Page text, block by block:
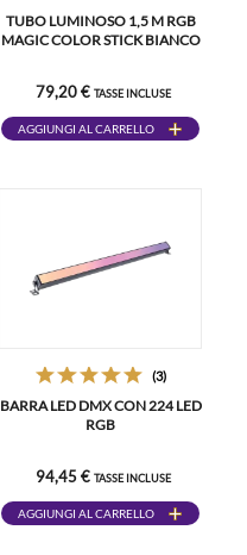
TUBO LUMINOSO 1,5 M RGB
MAGIC COLOR STICK BIANCO
79,20 € TASSE INCLUSE
AGGIUNGI AL CARRELLO
(3)
BARRA LED DMX CON 224 LED
RGB
94,45 € TASSE INCLUSE
AGGIUNGI AL CARRELLO